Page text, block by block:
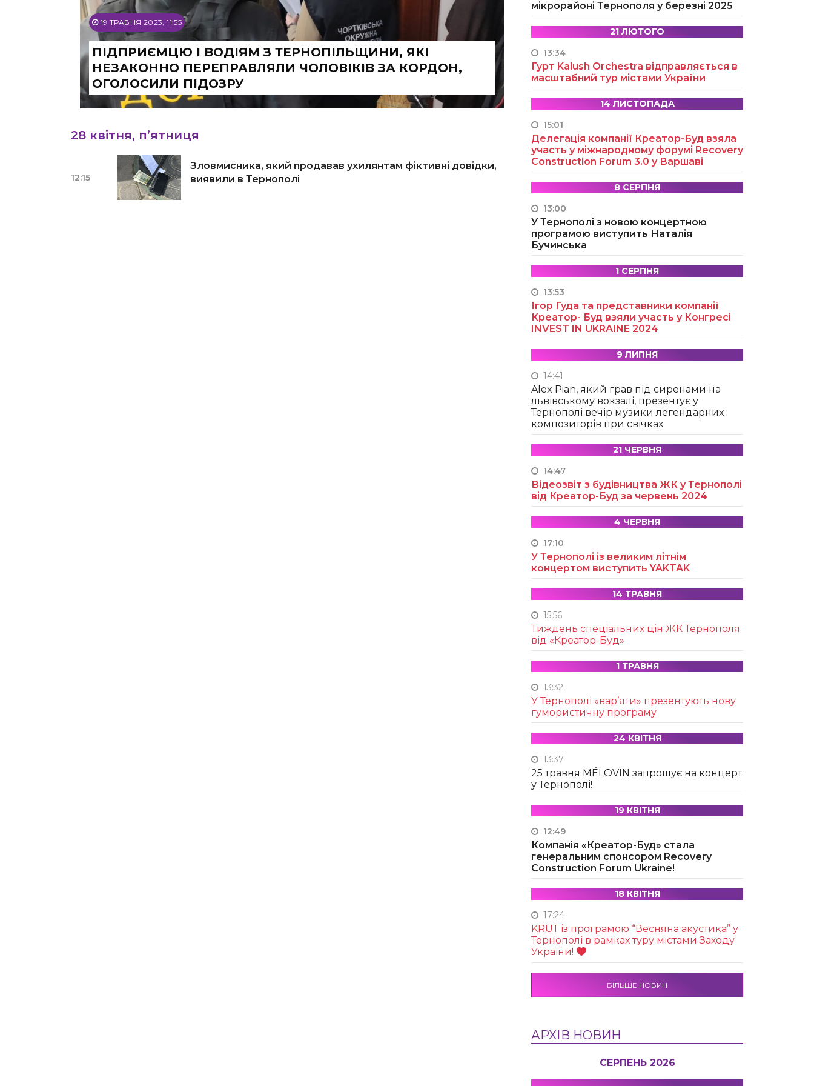
19 ТРАВНЯ 2023, 11:55
ПІДПРИЄМЦЮ І ВОДІЯМ З ТЕРНОПІЛЬЩИНИ, ЯКІ
НЕЗАКОННО ПЕРЕПРАВЛЯЛИ ЧОЛОВІКІВ ЗА КОРДОН,
ОГОЛОСИЛИ ПІДОЗРУ
28 квітня, п’ятниця
12:15
Зловмисника, який продавав ухилянтам фіктивні довідки,
виявили в Тернополі
мікрорайоні Тернополя у березні 2025
21 ЛЮТОГО
13:34
Гурт Kalush Orchestra відправляється в
масштабний тур містами України
14 ЛИСТОПАДА
15:01
Делегація компанії Креатор-Буд взяла
участь у міжнародному форумі Recovery
Construction Forum 3.0 у Варшаві
8 СЕРПНЯ
13:00
У Тернополі з новою концертною
програмою виступить Наталія
Бучинська
1 СЕРПНЯ
13:53
Ігор Гуда та представники компанії
Креатор- Буд взяли участь у Конгресі
INVEST IN UKRAINE 2024
9 ЛИПНЯ
14:41
Alex Pian, який грав під сиренами на
львівському вокзалі, презентує у
Тернополі вечір музики легендарних
композиторів при свічках
21 ЧЕРВНЯ
14:47
Відеозвіт з будівництва ЖК у Тернополі
від Креатор-Буд за червень 2024
4 ЧЕРВНЯ
17:10
У Тернополі із великим літнім
концертом виступить YAKTAK
14 ТРАВНЯ
15:56
Тиждень спеціальних цін ЖК Тернополя
від «Креатор-Буд»
1 ТРАВНЯ
13:32
У Тернополі «вар’яти» презентують нову
гумористичну програму
24 КВІТНЯ
13:37
25 травня MÉLOVIN запрошує на концерт
у Тернополі!
19 КВІТНЯ
12:49
Компанія «Креатор-Буд» стала
генеральним спонсором Recovery
Construction Forum Ukraine!
18 КВІТНЯ
17:24
KRUТ із програмою “Весняна акустика” у
Тернополі в рамках туру містами Заходу
України!
БІЛЬШЕ НОВИН
АРХІВ НОВИН
СЕРПЕНЬ 2026